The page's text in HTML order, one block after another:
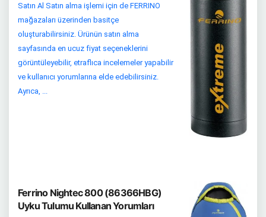
Satın Al Satın alma işlemi için de FERRINO
mağazaları üzerinden basitçe
oluşturabilirsiniz. Ürünün satın alma
sayfasında en ucuz fiyat seçeneklerini
görüntüleyebilir, etraflıca incelemeler yapabilir
ve kullanıcı yorumlarına elde edebilirsiniz.
Ayrıca, ...
Ferrino Nightec 800 (86366HBG)
Uyku Tulumu Kullanan Yorumları